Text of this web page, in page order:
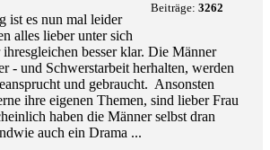
Beiträge: 3262
ist es nun mal leider
alles lieber unter sich
besser klar. Die Männer
- und Schwerstarbeit herhalten, werden
und gebraucht. Ansonsten
ihre eigenen Themen, sind lieber Frau
haben die Männer selbst dran
auch ein Drama ...